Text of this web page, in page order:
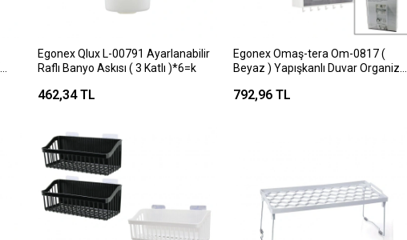
Egonex Qlux L-00791 Ayarlanabilir
Raflı Banyo Askısı ( 3 Katlı )*6=k
462,34 TL
Egonex Omaş-tera Om-0817 (
Beyaz ) Yapışkanlı Duvar Organizeri
& 2 Çekmece=40cm & 6 Askı ) ( 19
792,96 TL